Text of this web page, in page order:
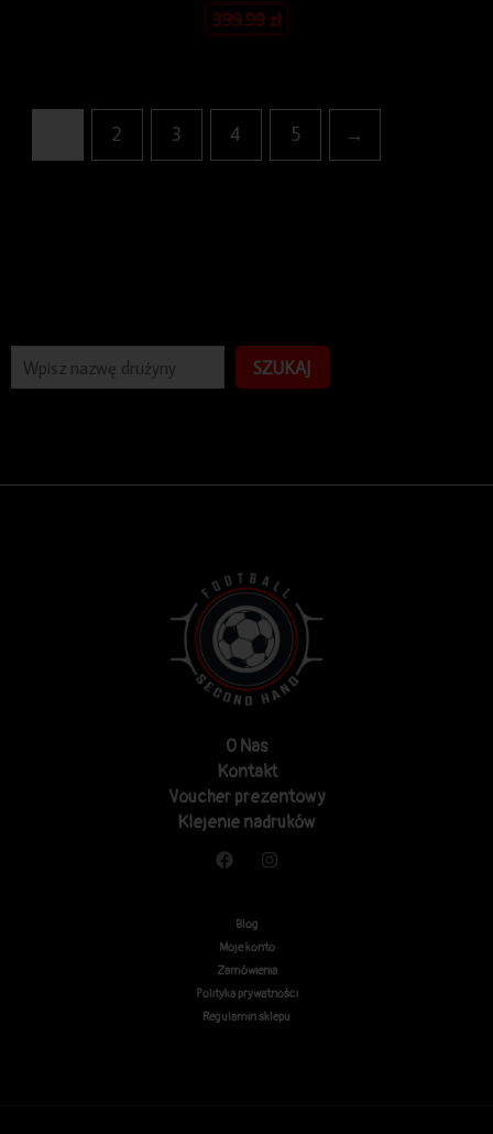
SZUKAJ
399.99zł
2 3 4 5 →
O Nas
Kontakt
Voucher prezentowy
Klejenie nadruków
Blog
Moje konto
Zamówienia
Polityka prywatności
Regulamin sklepu